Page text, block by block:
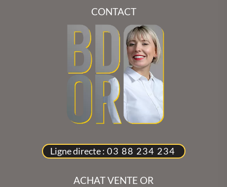
CONTACT
Ligne directe : 03 88 234 234
ACHAT VENTE OR